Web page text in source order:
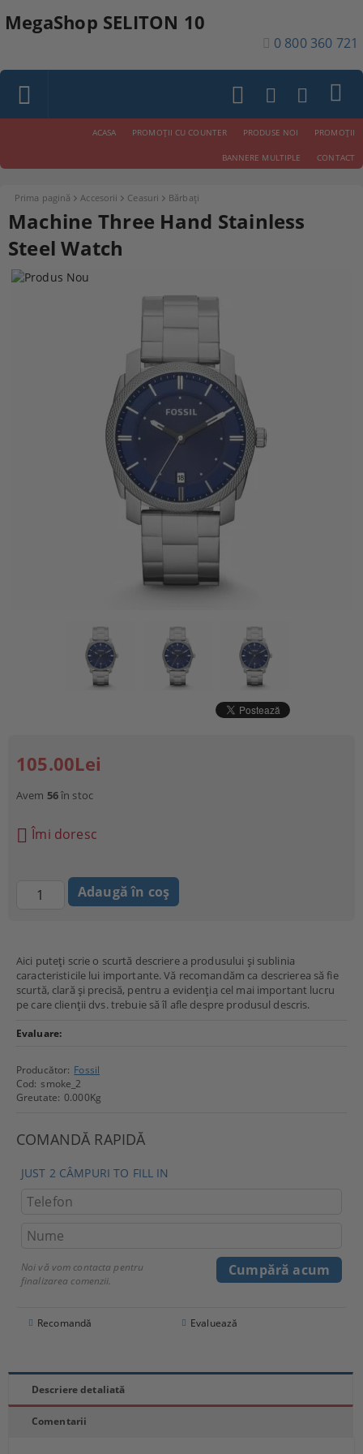
MegaShop SELITON 10
0 800 360 721
ACASA PROMOŢII CU COUNTER PRODUSE NOI PROMOŢII
BANNERE MULTIPLE CONTACT
Prima pagină Accesorii Ceasuri Bărbați
Machine Three Hand Stainless
Steel Watch
Aici puteți scrie o scurtă descriere a produsului și sublinia
caracteristicile lui importante. Vă recomandăm ca descrierea să fie
scurtă, clară și precisă, pentru a evidenția cel mai important lucru
pe care clienții dvs. trebuie să îl afle despre produsul descris.
Evaluare:
Producător: Fossil
Cod: smoke_2
Greutate: 0.000Kg
COMANDĂ RAPIDĂ
JUST 2 CÂMPURI TO FILL IN
Noi vă vom contacta pentru
finalizarea comenzii.
Recomandă Evaluează
105.00Lei
Avem 56în stoc
Îmi doresc
Descriere detaliată
Comentarii